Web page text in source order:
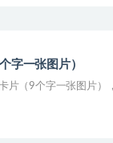
字一张图片）
片（9个字一张图片